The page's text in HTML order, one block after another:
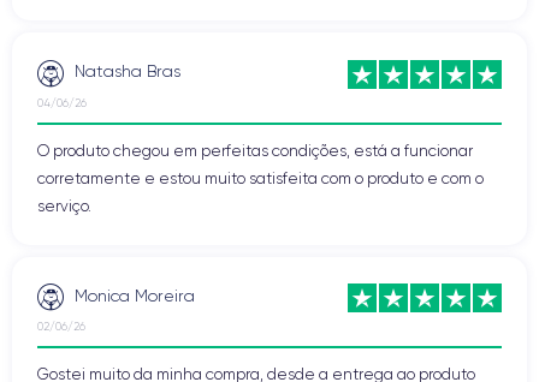
Natasha Bras
04/06/26
O produto chegou em perfeitas condições, está a funcionar
corretamente e estou muito satisfeita com o produto e com o
serviço.
Monica Moreira
02/06/26
Gostei muito da minha compra, desde a entrega ao produto